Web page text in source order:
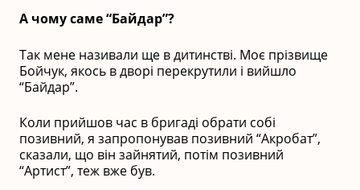
А чому саме “Байдар”?
Так мене називали ще в дитинстві. Моє прізвище
Бойчук, якось в дворі перекрутили і вийшло
“Байдар”.
Коли прийшов час в бригаді обрати собі
позивний, я запропонував позивний “Акробат”,
сказали, що він зайнятий, потім позивний
“Артист”, теж вже був.